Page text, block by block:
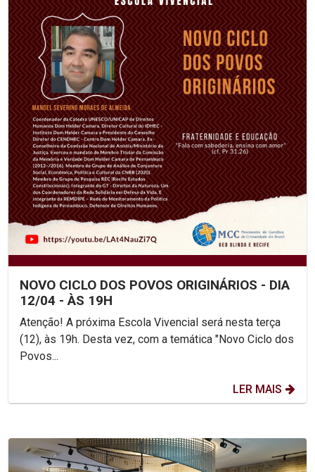
NOVO CICLO DOS POVOS ORIGINÁRIOS - DIA
12/04 - ÀS 19H
Atenção! A próxima Escola Vivencial será nesta terça
(12), às 19h. Desta vez, com a temática "Novo Ciclo dos
Povos...
LER MAIS